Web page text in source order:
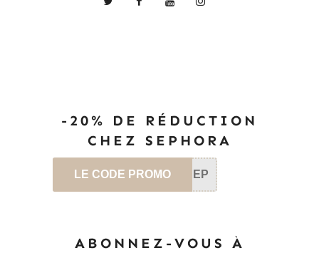
-20% DE RÉDUCTION
CHEZ SEPHORA
LE CODE PROMO SEP
ABONNEZ-VOUS À